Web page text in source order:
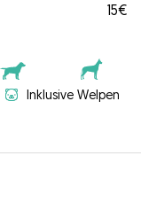
15€
Inklusive Welpen